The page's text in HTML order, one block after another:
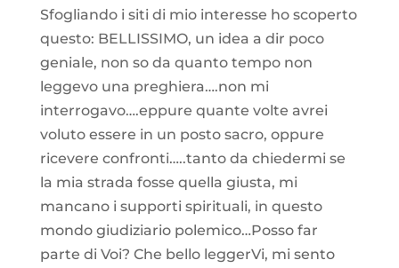
Sfogliando i siti di mio interesse ho scoperto
questo: BELLISSIMO, un idea a dir poco
geniale, non so da quanto tempo non
leggevo una preghiera….non mi
interrogavo….eppure quante volte avrei
voluto essere in un posto sacro, oppure
ricevere confronti…..tanto da chiedermi se
la mia strada fosse quella giusta, mi
mancano i supporti spirituali, in questo
mondo giudiziario polemico…Posso far
parte di Voi? Che bello leggerVi, mi sento